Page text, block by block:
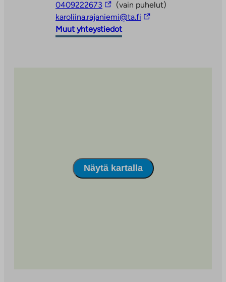
0409222673 Linkki
vie
ulkopuoliseen
palveluun
(vain puhelut)
karoliina.rajaniemi@ta.fi Linkki
Muut yhteystiedot
Näytä kartalla